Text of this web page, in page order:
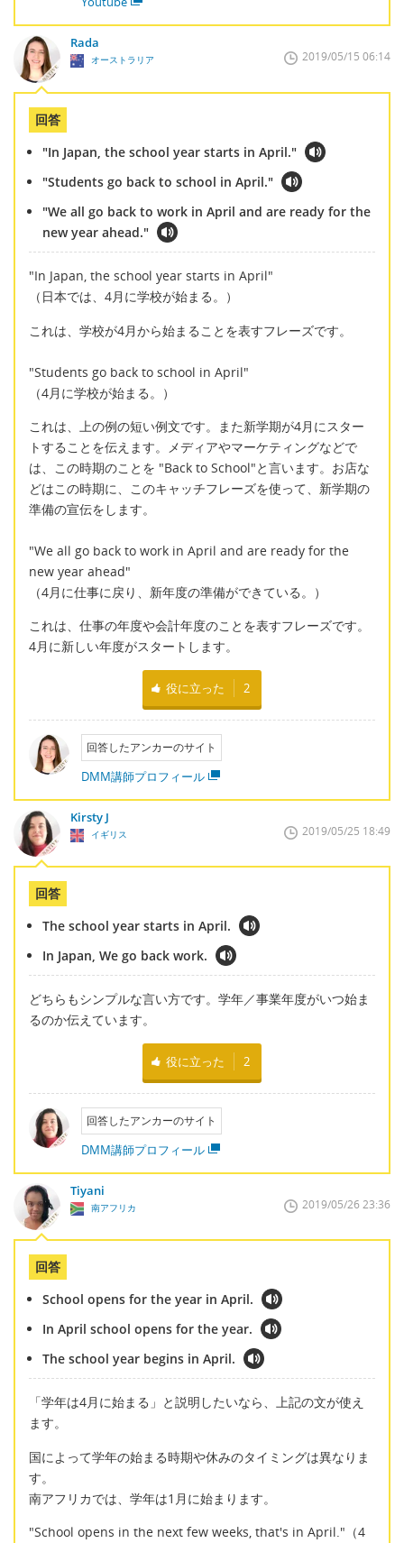
Rada
オーストラリア 2019/05/15 06:14
回答
"In Japan, the school year starts in April."
"Students go back to school in April."
"We all go back to work in April and are ready for the
new year ahead."
"In Japan, the school year starts in April"
（日本では、4月に学校が始まる。）
これは、学校が4月から始まることを表すフレーズです。
"Students go back to school in April"
（4月に学校が始まる。）
これは、上の例の短い例文です。また新学期が4月にスター
トすることを伝えます。メディアやマーケティングなどで
は、この時期のことを "Back to School"と言います。お店な
どはこの時期に、このキャッチフレーズを使って、新学期の
準備の宣伝をします。
"We all go back to work in April and are ready for the
new year ahead"
（4月に仕事に戻り、新年度の準備ができている。）
これは、仕事の年度や会計年度のことを表すフレーズです。
4月に新しい年度がスタートします。
役に立った 2
回答したアンカーのサイト
DMM講師プロフィール
Kirsty J
イギリス 2019/05/25 18:49
回答
The school year starts in April.
In Japan, We go back work.
どちらもシンプルな言い方です。学年／事業年度がいつ始ま
るのか伝えています。
役に立った 2
回答したアンカーのサイト
DMM講師プロフィール
Tiyani
南アフリカ 2019/05/26 23:36
回答
School opens for the year in April.
In April school opens for the year.
The school year begins in April.
「学年は4月に始まる」と説明したいなら、上記の文が使え
ます。
国によって学年の始まる時期や休みのタイミングは異なりま
す。
南アフリカでは、学年は1月に始まります。
"School opens in the next few weeks, that's in April."（4